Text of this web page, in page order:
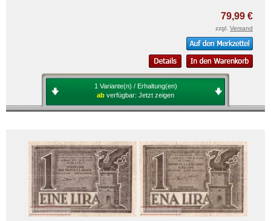
79,99 €
zzgl. Versand
1 Variante(n) / Erhaltung(en)
ab verfügbar: Jetzt zeigen